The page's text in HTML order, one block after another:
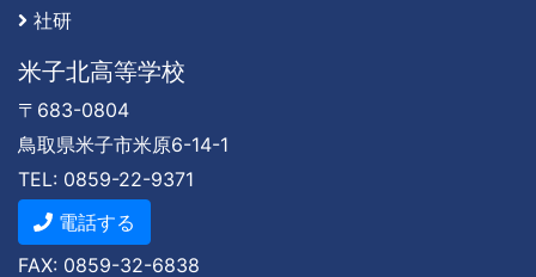
社研
米子北高等学校
〒683-0804
鳥取県米子市米原6-14-1
TEL: 0859-22-9371
電話する
FAX: 0859-32-6838